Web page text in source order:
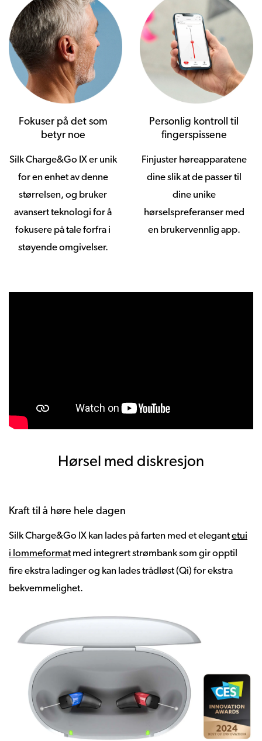
Fokuser på det som
betyr noe
Silk Charge&Go IX er unik
for en enhet av denne
størrelsen, og bruker
avansert teknologi for å
fokusere på tale forfra i
støyende omgivelser.
Personlig kontroll til
fingerspissene
Finjuster høreapparatene
dine slik at de passer til
dine unike
hørselspreferanser med
en brukervennlig app.
Hørsel med diskresjon
Kraft til å høre hele dagen
Silk Charge&Go IX kan lades på farten med et elegantetui
i lommeformat med integrert strømbank som gir opptil
fire ekstra ladinger og kan lades trådløst (Qi) for ekstra
bekvemmelighet.